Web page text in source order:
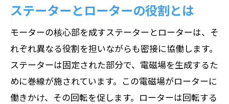
ステーターとローターの役割とは
モーターの核心部を成すステーターとローターは、そ
れぞれ異なる役割を担いながらも密接に協働します。
ステーターは固定された部分で、電磁場を生成するた
めに巻線が施されています。この電磁場がローターに
働きかけ、その回転を促します。ローターは回転する